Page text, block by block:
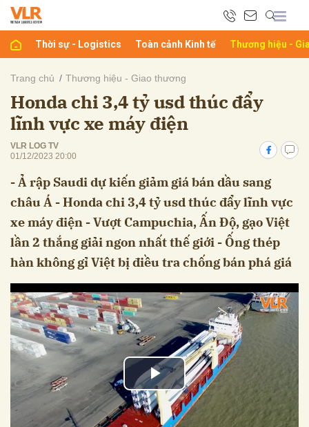
Thời sự - Logistics Toàn cảnh Kinh tế Thương hiệu -
Trang chủ Thương hiệu - Giao thương
Honda chi 3,4 tỷ usd thúc đẩy
lĩnh vực xe máy điện
VLR LOG TV
01/12/2023 20:00
- Ả rập Saudi dự kiến giảm giá bán dầu sang
châu Á - Honda chi 3,4 tỷ usd thúc đẩy lĩnh vực
xe máy điện - Vượt Campuchia, Ấn Độ, gạo Việt
lần 2 thắng giải ngon nhất thế giới - Ống thép
hàn không gỉ Việt bị điều tra chống bán phá giá
luận
Hủy